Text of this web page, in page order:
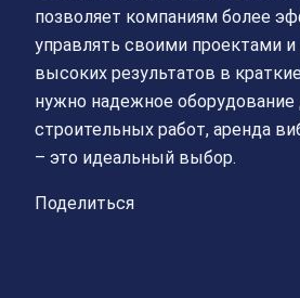
позволяет компаниям более
управлять своими проектами и
высоких результатов в
нужно надежное
строительных работ, аренда
– это идеальный выбор.
Поделиться